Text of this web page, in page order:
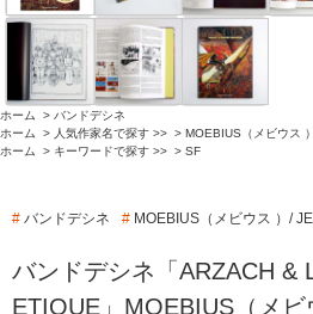
ホーム > バンドデシネ
ホーム
> 人気作家名で探す >> > MOEBIUS（メビウス
ホーム
> キーワードで探す >> > SF
# バンドデシネ # MOEBIUS（メビウス ）/
バンドデシネ「ARZACH &
ETIQUE」MOEBIUS（メビ